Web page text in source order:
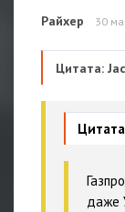
Райхер 30
Цитата:
даже